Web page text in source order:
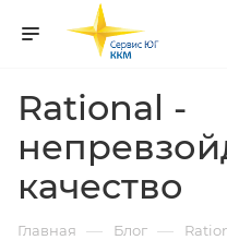
Rational -
качество
Главная — Блог —